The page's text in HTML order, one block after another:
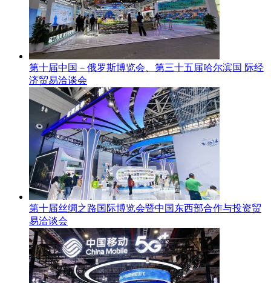
第十届中国－俄罗斯博览会、第三十五届哈尔滨国 际经
济贸易洽谈会
第十届丝绸之路国际博览会暨中国东西部合作与投资贸
易洽谈会